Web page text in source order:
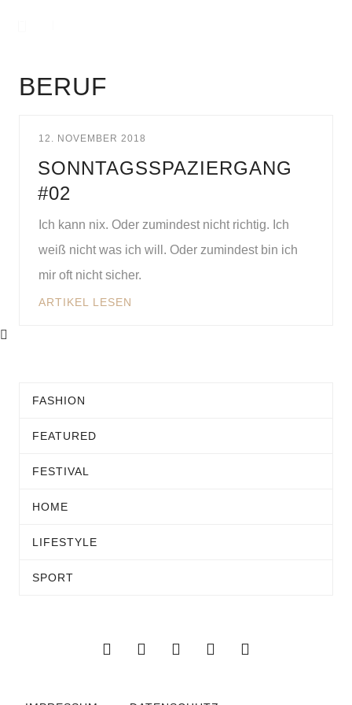
BERUF
12. NOVEMBER 2018
SONNTAGSSPAZIERGANG
#02
Ich kann nix. Oder zumindest nicht richtig. Ich
weiß nicht was ich will. Oder zumindest bin ich
mir oft nicht sicher.
ARTIKEL LESEN
FASHION
FEATURED
FESTIVAL
HOME
LIFESTYLE
SPORT